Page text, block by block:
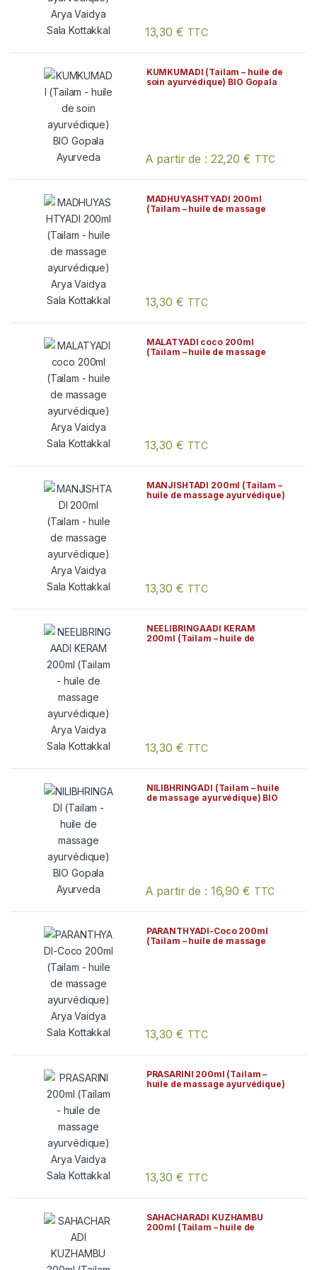
13,30 € TTC
KUMKUMADI (Tailam – huile de
soin ayurvédique) BIO Gopala
A partir de : 22,20 € TTC
Ce produit a plusieurs variations.
MADHUYASHTYADI 200ml
(Tailam – huile de massage
13,30 € TTC
MALATYADI coco 200ml
(Tailam – huile de massage
13,30 € TTC
MANJISHTADI 200ml (Tailam –
huile de massage ayurvédique)
13,30 € TTC
NEELIBRINGAADI KERAM
200ml (Tailam – huile de
13,30 € TTC
NILIBHRINGADI (Tailam – huile
de massage ayurvédique) BIO
A partir de : 16,90 € TTC
Ce produit a plusieurs variations.
PARANTHYADI-Coco 200ml
(Tailam – huile de massage
13,30 € TTC
PRASARINI 200ml (Tailam –
huile de massage ayurvédique)
13,30 € TTC
SAHACHARADI KUZHAMBU
200ml (Tailam – huile de